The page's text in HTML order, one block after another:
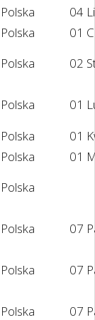
Polska
04
Polska
01
Polska 02
Polska
01
Polska
01
Polska
01
Polska
Polska 07
Polska 07
Polska
07